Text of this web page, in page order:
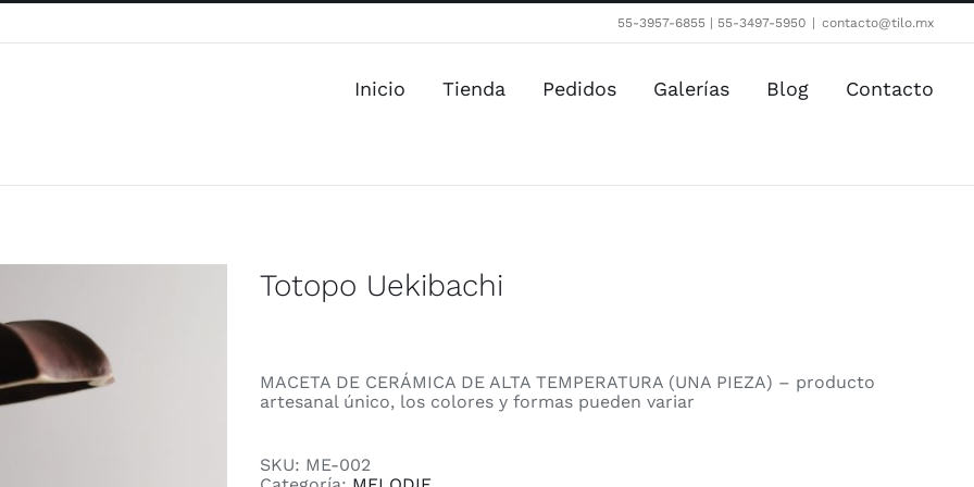
55-3957-6855 | 55-3497-5950 | contacto@tilo.mx
Inicio Tienda Pedidos Galerías Blog Contacto
Totopo Uekibachi
MACETA DE CERÁMICA DE ALTA TEMPERATURA (UNA PIEZA) – producto
artesanal único, los colores y formas pueden variar
SKU: ME-002